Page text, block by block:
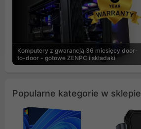
Komputery z gwarancją 36 miesięcy door-
to-door - gotowe ZENPC i składaki
Popularne kategorie w sklepie